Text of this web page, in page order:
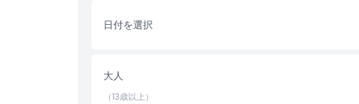
ィビティやオーランドの人気家族向けアトラクションをお探
ィブな展示、そして心に残る思い出を提供します。マダム・
日付を選択
大人
（13歳以上）